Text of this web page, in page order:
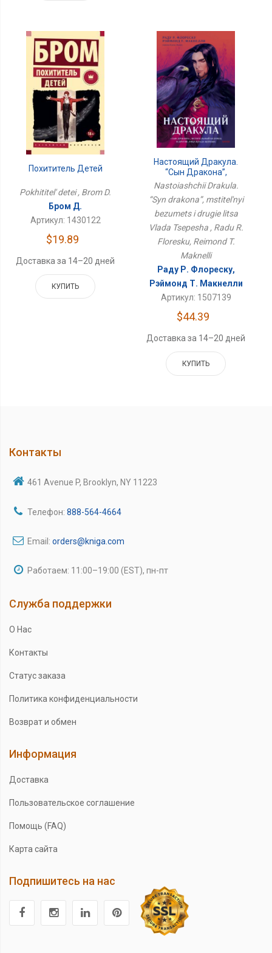
Похититель Детей
Pokhititel' detei , Brom D.
Бром Д.
Артикул: 1430122
$19.89
Доставка за 14–20 дней
КУПИТЬ
Настоящий Дракула.
“Сын Дракона”,
Мстительный Безумец И
Цепеша
Nastoiashchii Drakula.
“Syn drakona”, mstitel'nyi
bezumets i drugie litsa
Vlada Tsepesha , Radu R.
Floresku, Reimond T.
Maknelli
Раду Р. Флореску,
Рэймонд Т. Макнелли
Артикул: 1507139
$44.39
Доставка за 14–20 дней
КУПИТЬ
Контакты
461 Avenue P, Brooklyn, NY 11223
Телефон: 888-564-4664
Email: orders@kniga.com
Работаем: 11:00–19:00 (EST), пн-пт
Служба поддержки
О Нас
Контакты
Статус заказа
Политика конфиденциальности
Возврат и обмен
Информация
Доставка
Пользовательское соглашение
Помощь (FAQ)
Карта сайта
Подпишитесь на нас